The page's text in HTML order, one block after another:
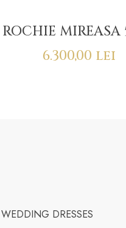
ROCHIE MIREASA
6.300,00 lei
WEDDING DRESSES